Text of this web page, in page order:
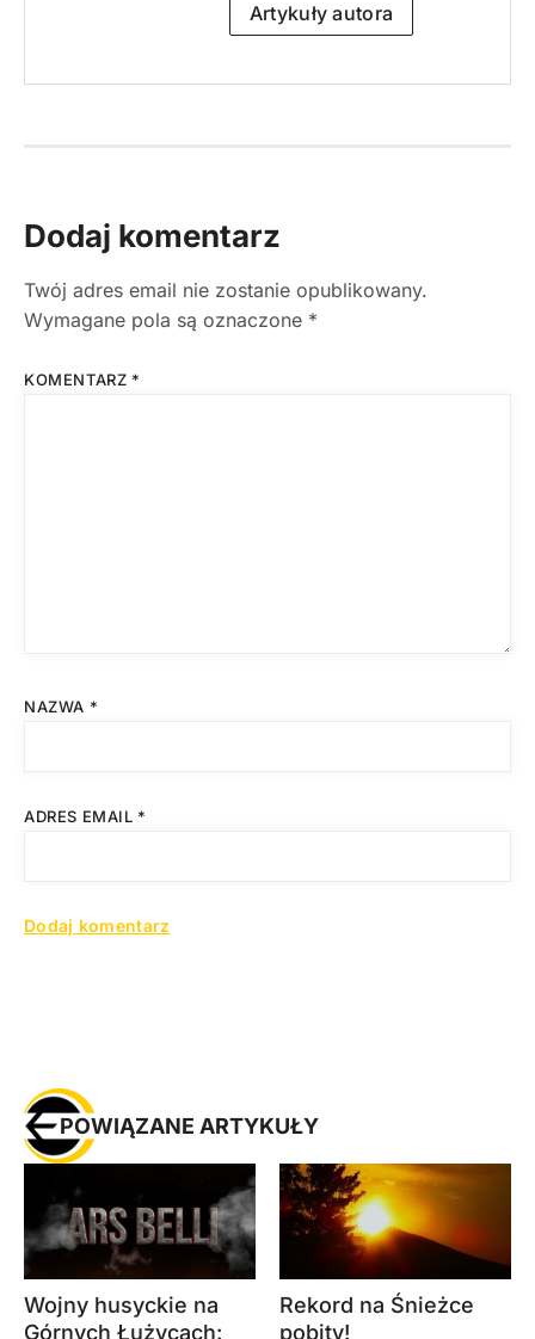
Artykuły autora
Dodaj komentarz
Twój adres email nie zostanie opublikowany.
Wymagane pola są oznaczone *
KOMENTARZ *
NAZWA *
ADRES EMAIL *
POWIĄZANE ARTYKUŁY
Wojny husyckie na
Górnych Łużycach:
Rekord na Śnieżce
pobity!